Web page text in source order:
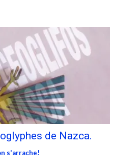
de Nazca.
s'arrache!